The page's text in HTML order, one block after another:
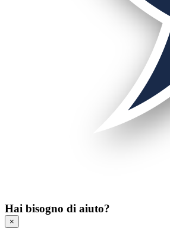
Hai bisogno di aiuto?
×